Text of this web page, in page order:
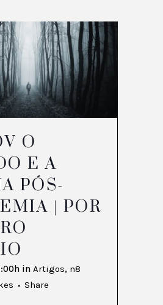
O
E A
PÓS-
| POR
in Artigos, n8
Share